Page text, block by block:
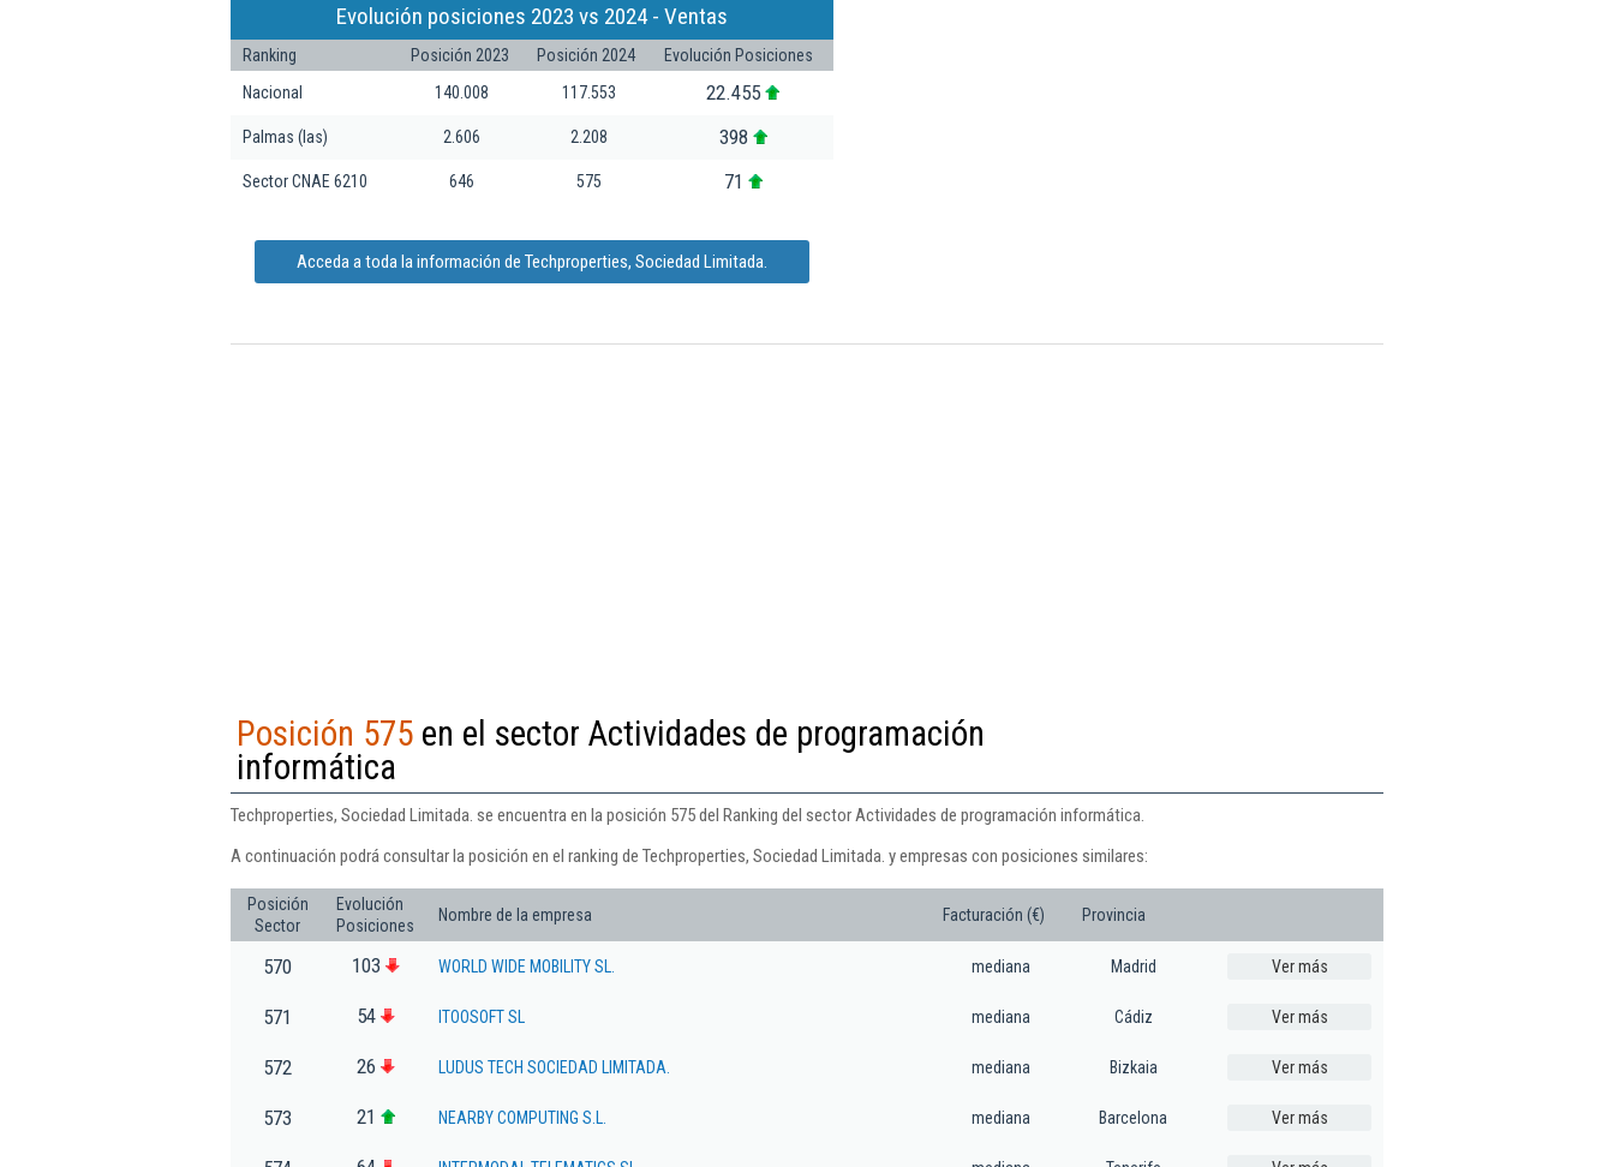
Evolución posiciones 2023 vs 2024 - Ventas
Ranking Posición 2023 Posición 2024
Evolución Posiciones
Nacional
140.008 117.553 22.455
Palmas (las) 2.606 2.208 398
Sector CNAE 6210 646 575 71
Acceda a toda la información de Techproperties, Sociedad Limitada.
Posición 575 en el sector Actividades de programación
informática
Techproperties, Sociedad Limitada. se encuentra en la posición 575 del Ranking del sector Actividades de programación informática.
A continuación podrá consultar la posición en el ranking de Techproperties, Sociedad Limitada. y empresas con posiciones similares:
Posición
Sector
Evolución
Posiciones
Nombre de la empresa Facturación (€) Provincia
570 103 WORLD WIDE MOBILITY SL. mediana Madrid Ver más
571 54 ITOOSOFT SL mediana Cádiz Ver más
572 26 LUDUS TECH SOCIEDAD LIMITADA. mediana Bizkaia Ver más
573 21 NEARBY COMPUTING S.L. mediana Barcelona Ver más